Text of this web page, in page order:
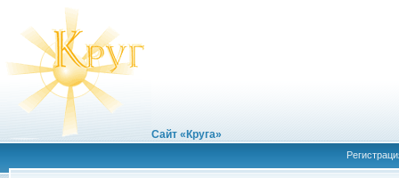
Сайт «Круга»